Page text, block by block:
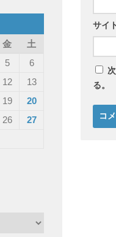
サイト
る。
金
土
5
6
12
13
19
20
26
27